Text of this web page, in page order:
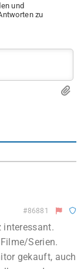
und
zu
#86881
interessant.
Serien.
gekauft, auch